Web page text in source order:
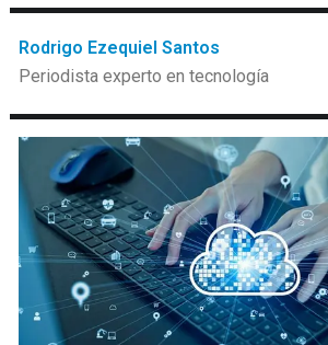
Rodrigo Ezequiel Santos
Periodista experto en tecnología